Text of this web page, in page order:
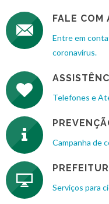
FALE COM
Entre em
coronavírus.
Telefones e
Campanha de
Serviços para